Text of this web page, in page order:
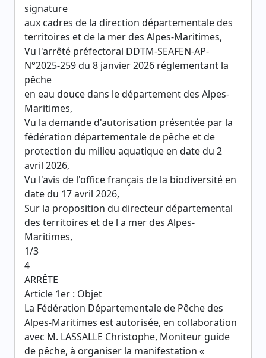
signature
aux cadres de la direction départementale des
territoires et de la mer des Alpes-Maritimes,
Vu l'arrêté préfectoral DDTM-SEAFEN-AP-
N°2025-259 du 8 janvier 2026 réglementant la
pêche
en eau douce dans le département des Alpes-
Maritimes,
Vu la demande d'autorisation présentée par la
fédération départementale de pêche et de
protection du milieu aquatique en date du 2
avril 2026,
Vu l'avis de l'office français de la biodiversité en
date du 17 avril 2026,
Sur la proposition du directeur départemental
des territoires et de l a mer des Alpes-
Maritimes,
1/3
4
ARRÊTE
Article 1er : Objet
La Fédération Départementale de Pêche des
Alpes-Maritimes est autorisée, en collaboration
avec M. LASSALLE Christophe, Moniteur guide
de pêche, à organiser la manifestation «